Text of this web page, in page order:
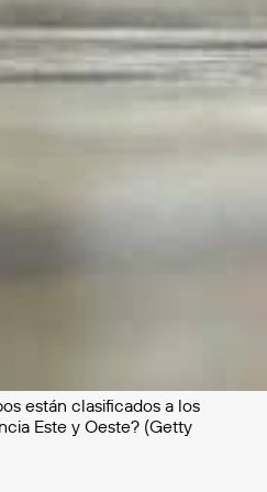
están clasificados a los
Este y Oeste? (Getty